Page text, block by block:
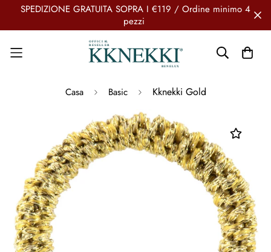
SPEDIZIONE GRATUITA SOPRA I €119 / Ordine minimo 4
pezzi
Casa Basic Kknekki Gold